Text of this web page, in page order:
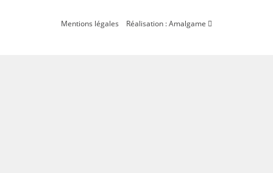
Mentions légales Réalisation : Amalgame